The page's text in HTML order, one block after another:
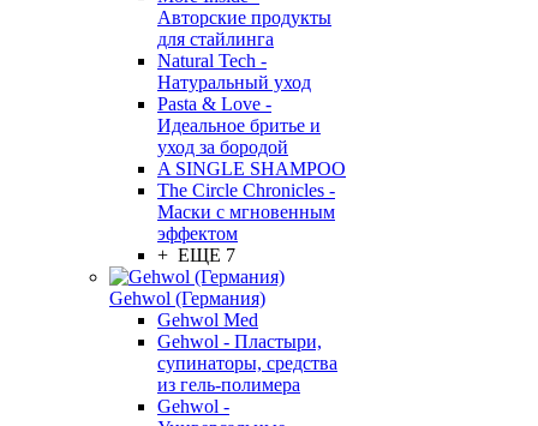
Авторские продукты
для стайлинга
Natural Tech -
Натуральный уход
Pasta & Love -
Идеальное бритье и
уход за бородой
A SINGLE SHAMPOO
The Circle Chronicles -
Маски с мгновенным
эффектом
+ ЕЩЕ 7
Gehwol (Германия)
Gehwol Med
Gehwol - Пластыри,
супинаторы, средства
из гель-полимера
Gehwol -